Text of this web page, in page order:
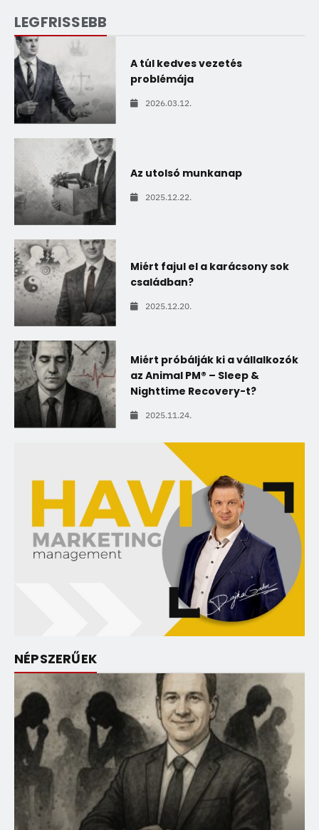
LEGFRISSEBB
A túl kedves vezetés
problémája
2026.03.12.
Az utolsó munkanap
2025.12.22.
Miért fajul el a karácsony sok
családban?
2025.12.20.
Miért próbálják ki a vállalkozók
az Animal PM® – Sleep &
Nighttime Recovery-t?
2025.11.24.
NÉPSZERŰEK